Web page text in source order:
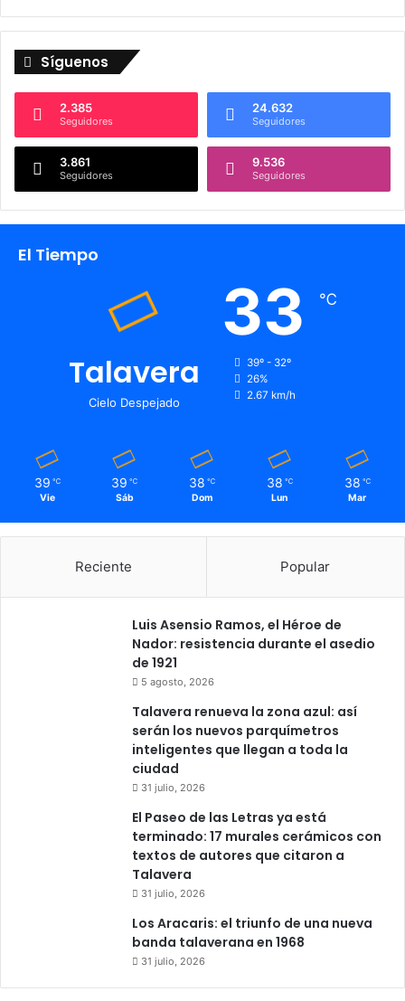
Síguenos
2.385
Seguidores
24.632
Seguidores
3.861
Seguidores
9.536
Seguidores
El Tiempo
Talavera
Cielo Despejado
33 ℃
39º - 32º
26%
2.67 km/h
39 ℃
Vie
39 ℃
Sáb
38 ℃
Dom
38 ℃
Lun
38 ℃
Mar
Reciente Popular
Luis Asensio Ramos, el Héroe de
Nador: resistencia durante el asedio
de 1921
5 agosto, 2026
Talavera renueva la zona azul: así
serán los nuevos parquímetros
inteligentes que llegan a toda la
ciudad
31 julio, 2026
El Paseo de las Letras ya está
terminado: 17 murales cerámicos con
textos de autores que citaron a
Talavera
31 julio, 2026
Los Aracaris: el triunfo de una nueva
banda talaverana en 1968
31 julio, 2026